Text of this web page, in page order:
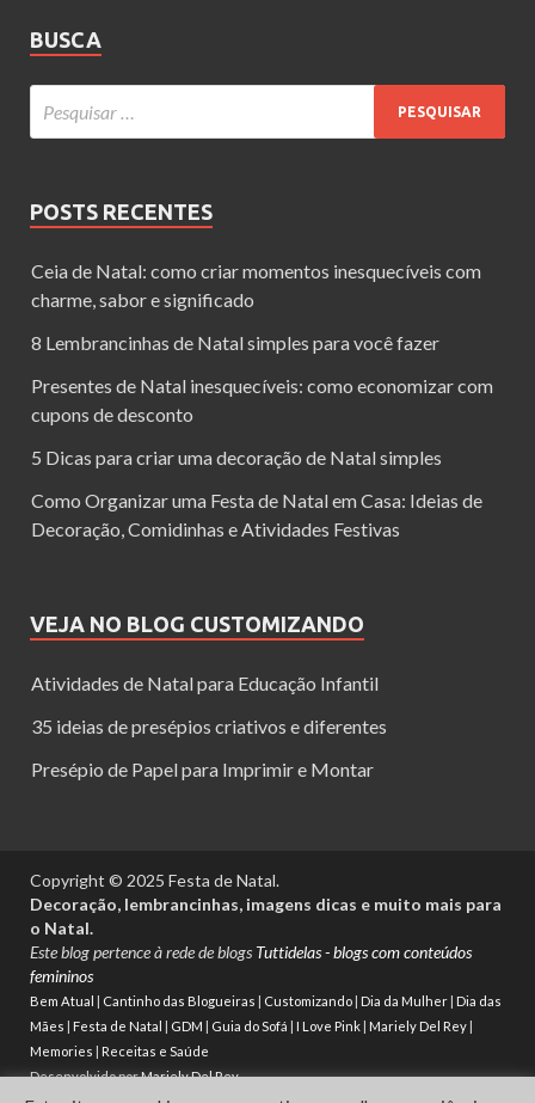
BUSCA
POSTS RECENTES
Ceia de Natal: como criar momentos inesquecíveis com
charme, sabor e significado
8 Lembrancinhas de Natal simples para você fazer
Presentes de Natal inesquecíveis: como economizar com
cupons de desconto
5 Dicas para criar uma decoração de Natal simples
Como Organizar uma Festa de Natal em Casa: Ideias de
Decoração, Comidinhas e Atividades Festivas
VEJA NO BLOG CUSTOMIZANDO
Atividades de Natal para Educação Infantil
35 ideias de presépios criativos e diferentes
Presépio de Papel para Imprimir e Montar
Copyright © 2025 Festa de Natal.
Decoração, lembrancinhas, imagens dicas e muito mais para
o Natal.
Este blog pertence à rede de blogs Tuttidelas - blogs com conteúdos
femininos
Bem Atual | Cantinho das Blogueiras | Customizando | Dia da Mulher | Dia das
Mães | Festa de Natal | GDM | Guia do Sofá | I Love Pink | Mariely Del Rey |
Memories | Receitas e Saúde
Desenvolvido porMariely Del Rey